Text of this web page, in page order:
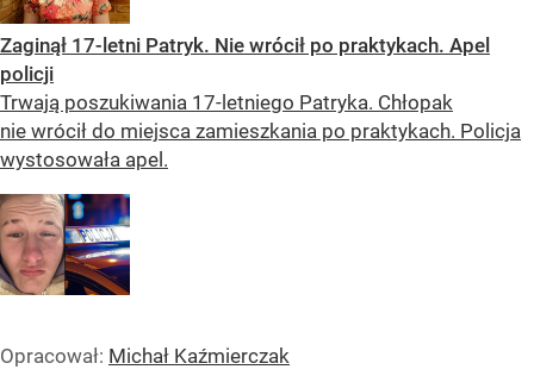
Zaginął 17-letni Patryk. Nie wrócił po praktykach. Apel
policji
Trwają poszukiwania 17-letniego Patryka. Chłopak
nie wrócił do miejsca zamieszkania po praktykach. Policja
wystosowała apel.
Opracował: Michał Kaźmierczak